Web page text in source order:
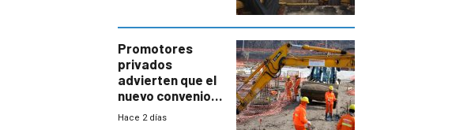
enorme
potencial
Promotores
privados
advierten que el
nuevo convenio
de la
Hace 2 días